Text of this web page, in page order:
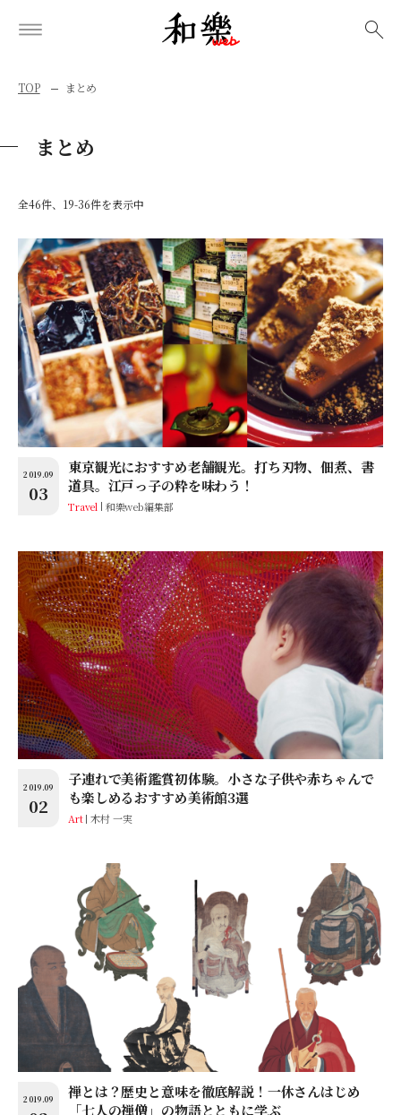
TOP まとめ
まとめ
全46件、19-36件を表示中
2019.09
03
東京観光におすすめ老舗観光。打ち刃物、佃煮、書
道具。江戸っ子の粋を味わう！
Travel 和樂web編集部
2019.09
02
子連れで美術鑑賞初体験。小さな子供や赤ちゃんで
も楽しめるおすすめ美術館3選
Art 木村 一実
2019.09
禅とは？歴史と意味を徹底解説！一休さんはじめ
「七人の禅僧」の物語とともに学ぶ